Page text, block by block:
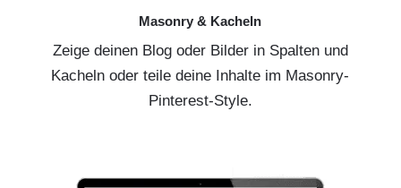
Masonry & Kacheln
Zeige deinen Blog oder Bilder in Spalten und
Kacheln oder teile deine Inhalte im Masonry-
Pinterest-Style.